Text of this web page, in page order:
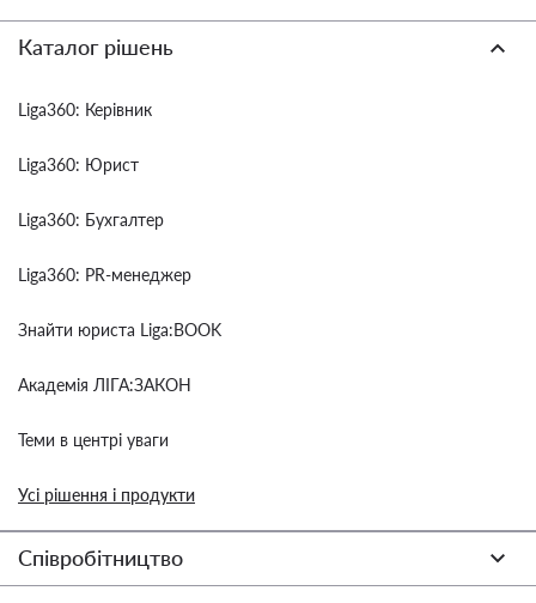
Каталог рішень
Liga360: Керівник
Liga360: Юрист
Liga360: Бухгалтер
Liga360: PR-менеджер
Знайти юриста Liga:BOOK
Академія ЛІГА:ЗАКОН
Теми в центрі уваги
Усі рішення і продукти
Співробітництво